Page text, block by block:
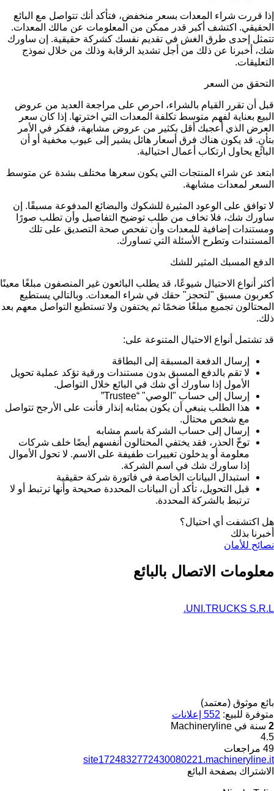
إذا قررت شراء المعدات بسعر منخفض، فتأكد أنك تتواصل مع البائع
الحقيقي. اكتشف أكبر قدر ممكن من المعلومات عن مالك المعدات.
تتمثل إحدى طرق الغش في تقديم نفسك كشركة حقيقية. إن ساورك
شك، أخبرنا عن ذلك من أجل تشديد الرقابة وذلك من خلال نموذج
التعليقات.
التحقق من السعر
قبل أن تقرر القيام بالشراء، احرص على مراجعة العديد من عروض
البيع بعناية لفهم متوسط تكلفة المعدات التي اخترتها. إذا كان سعر
العرض الذي أعجبك أقل بكثير من عروض مشابهة، ففكر في الأمر
بتأنٍ. قد يكون هناك فرق أسعار هائل يشير إلى عيوب مخفية أو أن
البائع يحاول ارتكاب أعمال احتيالية.
ابتعد عن شراء المنتجات التي يكون سعرها مختلف بشدة عن متوسط
السعر لمعدات مشابهة.
لا توافق على الوعود المثيرة للشكوك والبضائع المدفوعة مسبقًا. إن
ساورك شك، فلا تخاف من طلب توضيح التفاصيل وأن تطلب صورًا
ومستندات إضافية للمعدات وأن تفحص صحة التصديق على تلك
المستندات وتطرح الأسئلة التي تساورك.
الدفع المسبك المثير للشك
أكثر أنواع الاحتيال شيوعًا، قد يطلب البائعون غير المنصفون مبلغًا معينًا
كعربون مسبق "لتحجز" حقك في شراء المعدات. وبالتالي يستطيع
المحتالون تجميع مبلغًا ضخمًا ثم يختفون ولا تستطيع التواصل معهم بعد
ذلك.
قد تشتمل أنواع الاحتيال المتنوعة على:
إرسال الدفعة المسبقة إلى البطاقة
لا تقم بالدفع المسبق بدون مستندات ورقية تؤكد عملية تحويل
الأمول إذا ساورك أي شك في البائع خلال التواصل.
إرسال إلى حساب "الوصي" “Trustee”
هذا الطلب ينبغي أن يكون بمثابه إنذار فأنت على الأرجح تتواصل
مع شخص محتال.
إرسال إلى حساب الشركة باسم مشابه
توخّ الحذر، فقد يختفي المحتالون أنفسهم أيضًا خلف شركات
معلومة أو يدخلون تغييرات طفيفة على الاسم. لا تحول الأموال
إذا ساورك شك في اسم الشركة.
استبدال البيانات الخاصة في فاتورة شركة حقيقية
قبل التحويل، تأكد أن البيانات المحددة صحيحة وأنها ترتبط أو لا
ترتبط بالشركة المحددة.
هل اكتشفت أي احتيال؟
أخبرنا بذلك
نصائح للأمان
معلومات الاتصال بالبائع
UNI.TRUCKS S.R.L.
بائع موثوق (معتمد)
متوفرة للبيع: 552 إعلانات
2 سنة في Machineryline
4.5
49 مراجعات
site1724832772430080221.machineryline.it
الاشتراك بصفحة البائع